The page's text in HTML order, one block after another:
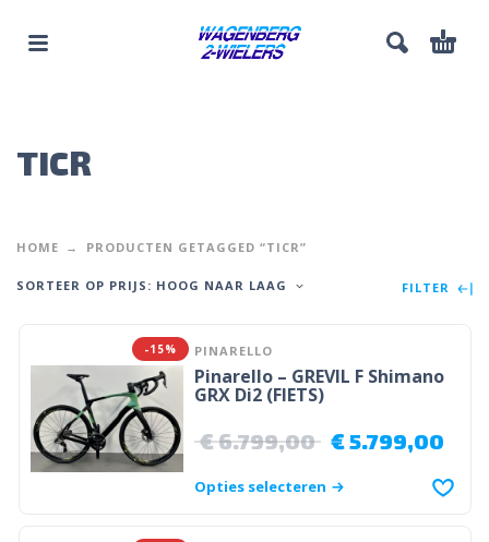
TICR
HOME PRODUCTEN GETAGGED “TICR”
SORTEER OP PRIJS: HOOG NAAR LAAG FILTER
-15% PINARELLO
Pinarello – GREVIL F Shimano
GRX Di2 (FIETS)
€6.799,00 €5.799,00
Opties selecteren